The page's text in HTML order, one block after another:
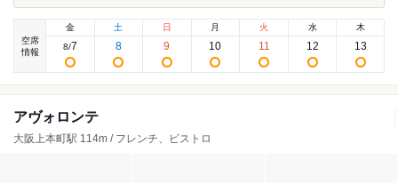
空席
情報
金
8/7
土
8
日
9
月
10
火
11
水
12
木
13
アヴォロンテ
大阪上本町駅 114m / フレンチ、ビストロ